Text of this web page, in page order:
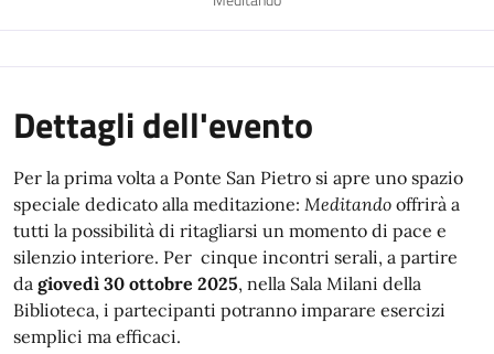
Dettagli dell'evento
Per la prima volta a Ponte San Pietro si apre uno spazio
speciale dedicato alla meditazione: Meditando offrirà a
tutti la possibilità di ritagliarsi un momento di pace e
silenzio interiore. Per cinque incontri serali, a partire
da giovedì 30 ottobre 2025, nella Sala Milani della
Biblioteca, i partecipanti potranno imparare esercizi
semplici ma efficaci.